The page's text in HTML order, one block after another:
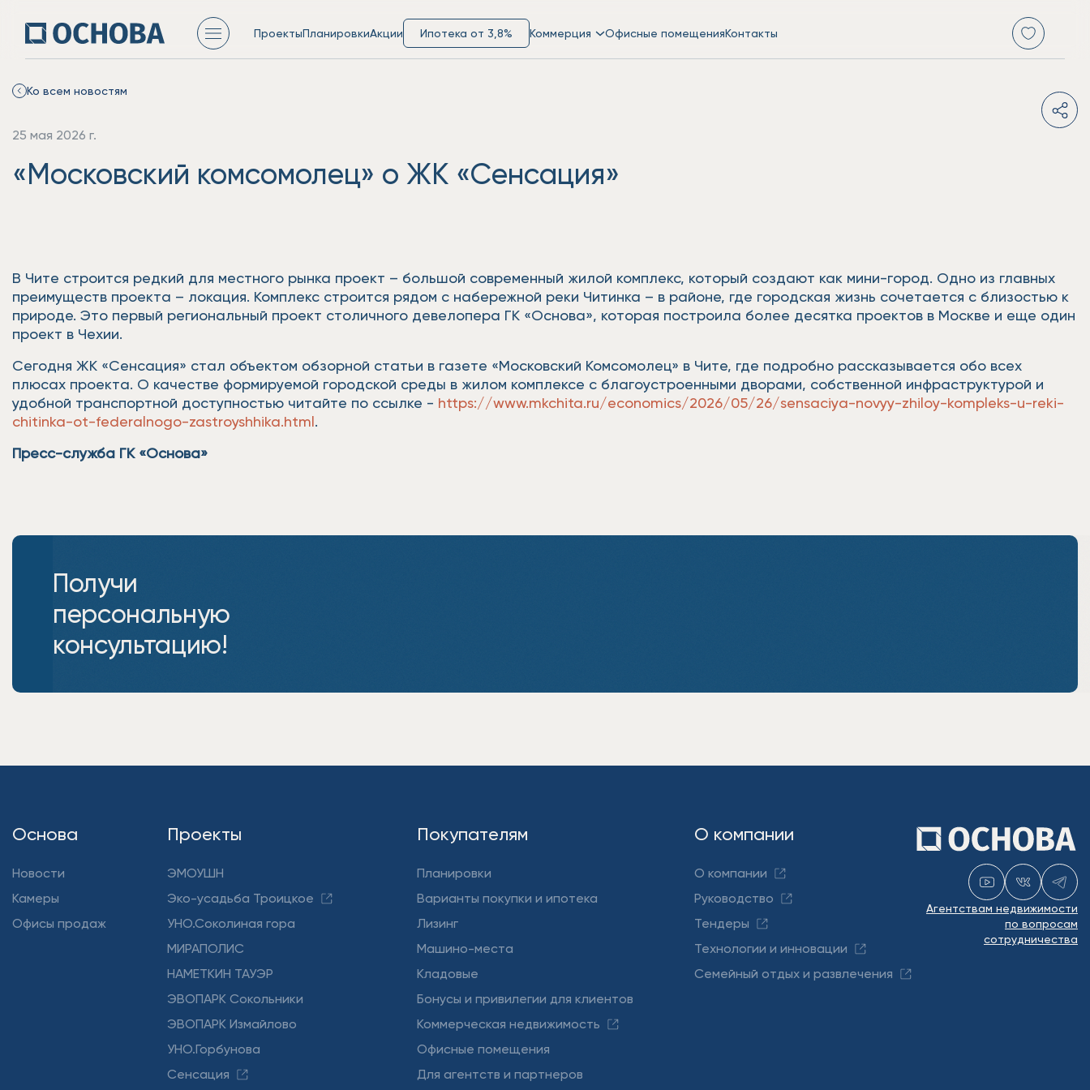
ПроектыПланировкиАкции Ипотека от 3,8% Коммерция Офисные помещенияКонтакты
Ко всем новостям
25 мая 2026 г.
«Московский комсомолец» о ЖК «Сенсация»
В Чите строится редкий для местного рынка проект – большой современный жилой комплекс, который создают как мини-город. Одно из главных
преимуществ проекта – локация. Комплекс строится рядом с набережной реки Читинка – в районе, где городская жизнь сочетается с близостью к
природе. Это первый региональный проект столичного девелопера ГК «Основа», которая построила более десятка проектов в Москве и еще один
проект в Чехии.
Сегодня ЖК «Сенсация» стал объектом обзорной статьи в газете «Московский Комсомолец» в Чите, где подробно рассказывается обо всех
плюсах проекта. О качестве формируемой городской среды в жилом комплексе с благоустроенными дворами, собственной инфраструктурой и
удобной транспортной доступностью читайте по ссылке - https://www.mkchita.ru/economics/2026/05/26/sensaciya-novyy-zhiloy-kompleks-u-reki-
chitinka-ot-federalnogo-zastroyshhika.html.
Пресс-служба ГК «Основа»
Получи
персональную
консультацию!
Основа
Новости
Камеры
Офисы продаж
Проекты
ЭМОУШН
Эко-усадьба Троицкое
УНО.Соколиная гора
МИРАПОЛИС
НАМЕТКИН ТАУЭР
ЭВОПАРК Сокольники
ЭВОПАРК Измайлово
УНО.Горбунова
Сенсация
Покупателям
Планировки
Варианты покупки и ипотека
Лизинг
Машино-места
Кладовые
Бонусы и привилегии для клиентов
Коммерческая недвижимость
Офисные помещения
Для агентств и партнеров
О компании
О компании
Руководство
Тендеры
Технологии и инновации
Семейный отдых и развлечения
Агентствам недвижимости
по вопросам
сотрудничества